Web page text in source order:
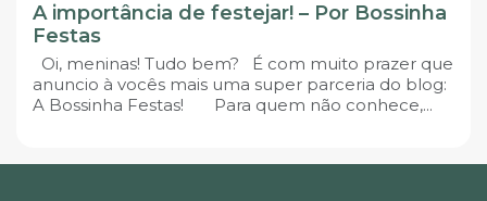
A importância de festejar! – Por Bossinha
Festas
Oi, meninas! Tudo bem? É com muito prazer que
anuncio à vocês mais uma super parceria do blog:
A Bossinha Festas! Para quem não conhece,...